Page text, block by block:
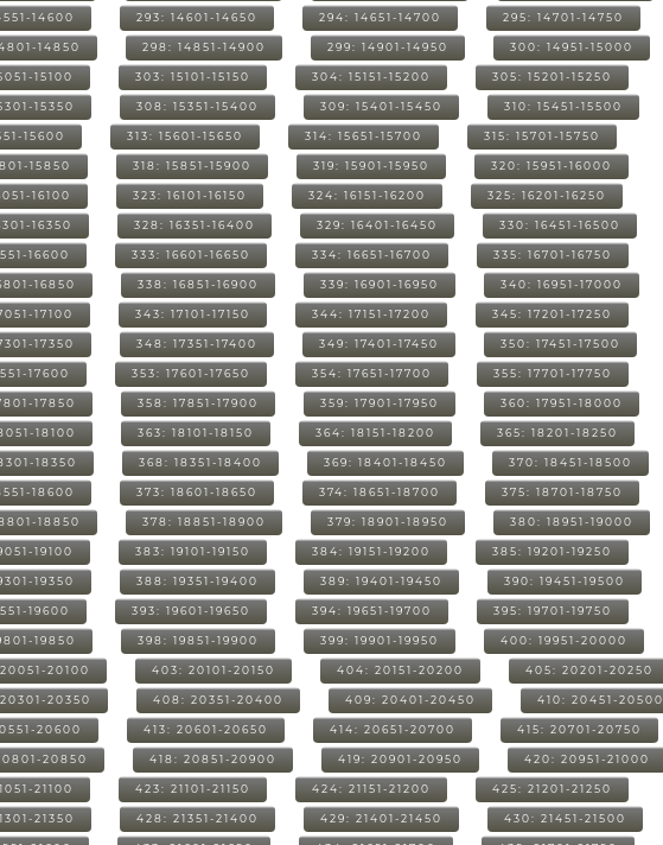
14600 293: 14601-14650 294: 14651-14700 295: 14701-14750
14850 298: 14851-14900 299: 14901-14950 300: 14951-15000
15100 303: 15101-15150 304: 15151-15200 305: 15201-15250
15350 308: 15351-15400 309: 15401-15450 310: 15451-15500
15600 313: 15601-15650 314: 15651-15700 315: 15701-15750
15850 318: 15851-15900 319: 15901-15950 320: 15951-16000
16100 323: 16101-16150 324: 16151-16200 325: 16201-16250
16350 328: 16351-16400 329: 16401-16450 330: 16451-16500
16600 333: 16601-16650 334: 16651-16700 335: 16701-16750
16850 338: 16851-16900 339: 16901-16950 340: 16951-17000
17100 343: 17101-17150 344: 17151-17200 345: 17201-17250
17350 348: 17351-17400 349: 17401-17450 350: 17451-17500
17600 353: 17601-17650 354: 17651-17700 355: 17701-17750
17850 358: 17851-17900 359: 17901-17950 360: 17951-18000
18100 363: 18101-18150 364: 18151-18200 365: 18201-18250
18350 368: 18351-18400 369: 18401-18450 370: 18451-18500
18600 373: 18601-18650 374: 18651-18700 375: 18701-18750
18850 378: 18851-18900 379: 18901-18950 380: 18951-19000
19100 383: 19101-19150 384: 19151-19200 385: 19201-19250
19350 388: 19351-19400 389: 19401-19450 390: 19451-19500
19600 393: 19601-19650 394: 19651-19700 395: 19701-19750
19850 398: 19851-19900 399: 19901-19950 400: 19951-20000
20100 403: 20101-20150 404: 20151-20200 405: 20201-20250
20350 408: 20351-20400 409: 20401-20450 410: 20451-20500
20600 413: 20601-20650 414: 20651-20700 415: 20701-20750
20850 418: 20851-20900 419: 20901-20950 420: 20951-21000
21100 423: 21101-21150 424: 21151-21200 425: 21201-21250
21350 428: 21351-21400 429: 21401-21450 430: 21451-21500